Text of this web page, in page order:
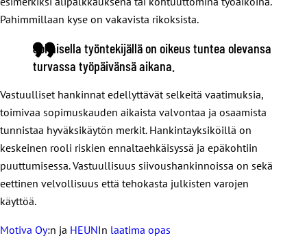
Pahimmillaan kyse on vakavista rikoksista.
Jokaisella työntekijällä on oikeus tuntea olevansa
turvassa työpäivänsä aikana.
Vastuulliset hankinnat edellyttävät selkeitä vaatimuksia,
toimivaa sopimuskauden aikaista valvontaa ja osaamista
tunnistaa hyväksikäytön merkit. Hankintayksiköillä on
keskeinen rooli riskien ennaltaehkäisyssä ja epäkohtiin
puuttumisessa. Vastuullisuus siivoushankinnoissa on sekä
eettinen velvollisuus että tehokasta julkisten varojen
käyttöä.
Motiva Oy:n ja HEUNIn laatima opas